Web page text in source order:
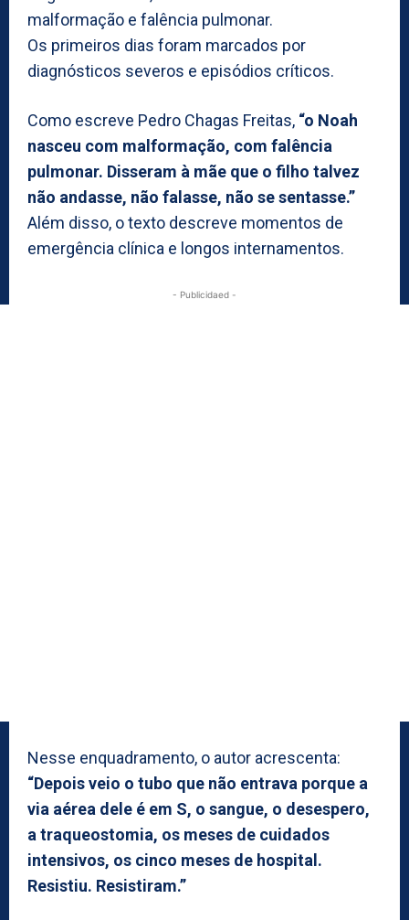
malformação e falência pulmonar.
Os primeiros dias foram marcados por
diagnósticos severos e episódios críticos.
Como escreve Pedro Chagas Freitas, “o Noah
nasceu com malformação, com falência
pulmonar. Disseram à mãe que o filho talvez
não andasse, não falasse, não se sentasse.”
Além disso, o texto descreve momentos de
emergência clínica e longos internamentos.
- Publicidaed -
Nesse enquadramento, o autor acrescenta:
“Depois veio o tubo que não entrava porque a
via aérea dele é em S, o sangue, o desespero,
a traqueostomia, os meses de cuidados
intensivos, os cinco meses de hospital.
Resistiu. Resistiram.”